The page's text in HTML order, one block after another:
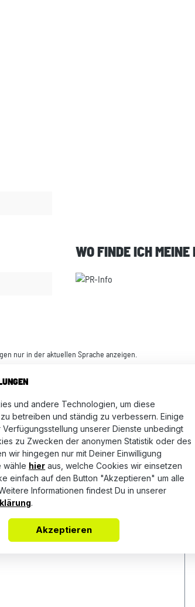
WO FINDE ICH
nur in der aktuellen Sprache anzeigen.
gefunden. Teile Deine Erfahrungen mit
und andere Technologien, um diese
betreiben und ständig zu verbessern. Einige
unserer Dienste unbedingt
zu Zwecken der anonymen Statistik oder des
wir hingegen nur mit Deiner Einwilligung
wähle hier aus, welche Cookies wir einsetzen
einfach auf den Button "Akzeptieren" um alle
Informationen findest Du in unserer
.
Akzeptieren